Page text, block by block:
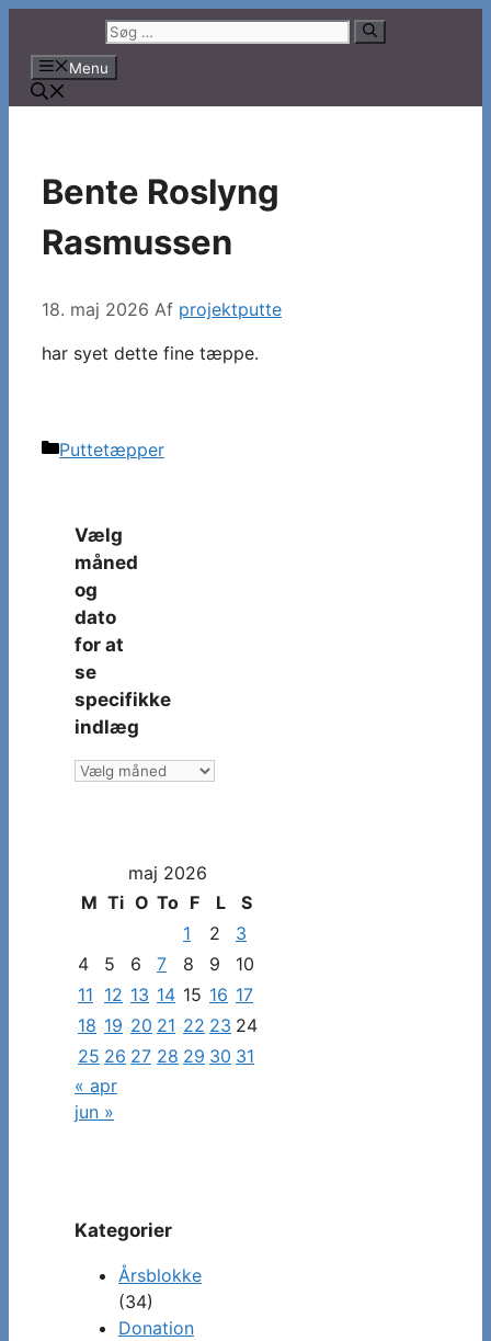
indhold
Søg
efter:
Menu
Bente Roslyng
Rasmussen
18. maj 2026 Af projektputte
har syet dette fine tæppe.
Kategorier
Puttetæpper
Vælg
måned
og
dato
for at
se
specifikke
indlæg
Vælg
at
specifikke
maj 2026
M Ti O To F L
S
1
2
3
4
5 6 7 8 9
10
11 12 13 14 15 16 17
18 19 20 21 22 23 24
25 26 27 28 29 30 31
« apr
jun »
Kategorier
Årsblokke
(34)
Donation